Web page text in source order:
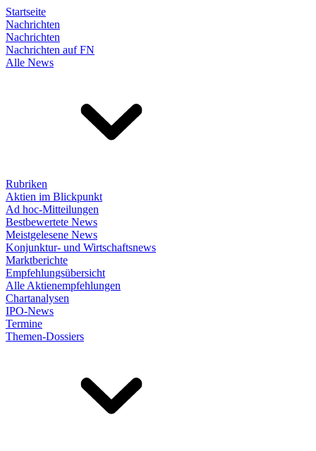
Startseite
Nachrichten
Nachrichten
Nachrichten auf FN
Alle News
Rubriken
Aktien im Blickpunkt
Ad hoc-Mitteilungen
Bestbewertete News
Meistgelesene News
Konjunktur- und Wirtschaftsnews
Marktberichte
Empfehlungsübersicht
Alle Aktienempfehlungen
Chartanalysen
IPO-News
Termine
Themen-Dossiers